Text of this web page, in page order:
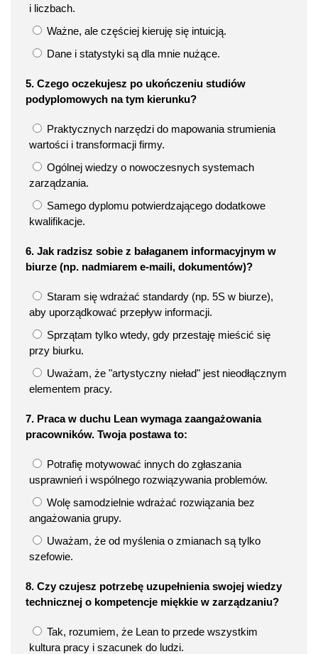
i liczbach.
Ważne, ale częściej kieruję się intuicją.
Dane i statystyki są dla mnie nużące.
5. Czego oczekujesz po ukończeniu studiów
podyplomowych na tym kierunku?
Praktycznych narzędzi do mapowania strumienia
wartości i transformacji firmy.
Ogólnej wiedzy o nowoczesnych systemach
zarządzania.
Samego dyplomu potwierdzającego dodatkowe
kwalifikacje.
6. Jak radzisz sobie z bałaganem informacyjnym w
biurze (np. nadmiarem e-maili, dokumentów)?
Staram się wdrażać standardy (np. 5S w biurze),
aby uporządkować przepływ informacji.
Sprzątam tylko wtedy, gdy przestaję mieścić się
przy biurku.
Uważam, że "artystyczny nieład" jest nieodłącznym
elementem pracy.
7. Praca w duchu Lean wymaga zaangażowania
pracowników. Twoja postawa to:
Potrafię motywować innych do zgłaszania
usprawnień i wspólnego rozwiązywania problemów.
Wolę samodzielnie wdrażać rozwiązania bez
angażowania grupy.
Uważam, że od myślenia o zmianach są tylko
szefowie.
8. Czy czujesz potrzebę uzupełnienia swojej wiedzy
technicznej o kompetencje miękkie w zarządzaniu?
Tak, rozumiem, że Lean to przede wszystkim
kultura pracy i szacunek do ludzi.